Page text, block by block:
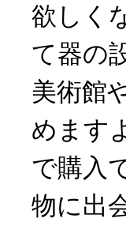
欲しく
て器の
美術館
めます
で購入
物に出